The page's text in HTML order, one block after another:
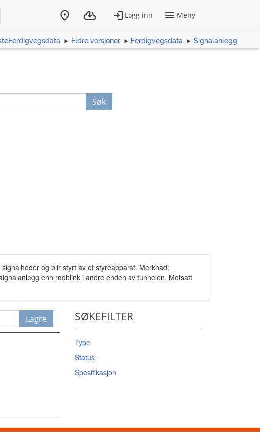
Eldre versjoner Ferdigvegsdata Signalanlegg
Søk
og blir styrt av et styreapparat. Merknad:
enn rødblink i andre enden av tunnelen. Motsatt
Lagre SØKEFILTER
Type
Status
Spesifikasjon